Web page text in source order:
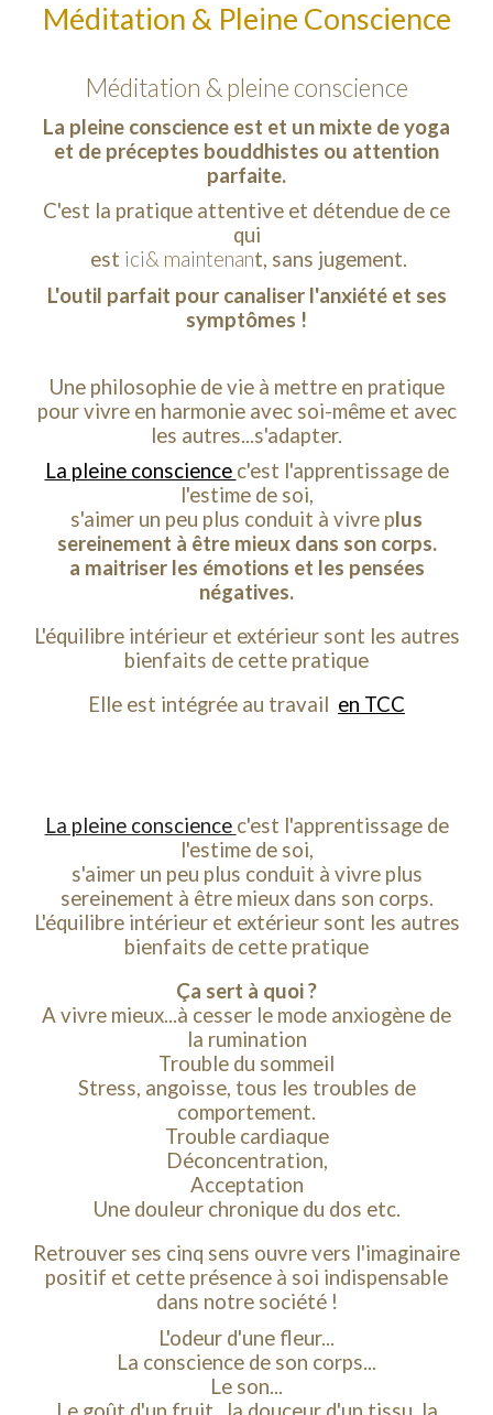
Méditation & Pleine Conscience
Méditation & pleine conscience
La pleine conscience est et un mixte de yoga
et de préceptes bouddhistes ou attention
parfaite.
C'est la pratique attentive et détendue de ce
qui
est ici& maintenant, sans jugement.
L'outil parfait pour canaliser l'anxiété et ses
symptômes !
Une philosophie de vie à mettre en pratique
pour vivre en harmonie avec soi-même et avec
les autres...s'adapter.
La pleine conscience c'est l'apprentissage de
l'estime de soi,
s'aimer un peu plus conduit à vivre plus
sereinement à être mieux dans son corps.
a maitriser les émotions et les pensées
négatives.
L'équilibre intérieur et extérieur sont les autres
bienfaits de cette pratique
Elle est intégrée au travail en TCC
La pleine conscience c'est l'apprentissage de
l'estime de soi,
s'aimer un peu plus conduit à vivre plus
sereinement à être mieux dans son corps.
L'équilibre intérieur et extérieur sont les autres
bienfaits de cette pratique
Ça sert à quoi ?
A vivre mieux...à cesser le mode anxiogène de
la rumination
Trouble du sommeil
Stress, angoisse, tous les troubles de
comportement.
Trouble cardiaque
Déconcentration,
Acceptation
Une douleur chronique du dos etc.
Retrouver ses cinq sens ouvre vers l'imaginaire
positif et cette présence à soi indispensable
dans notre société !
L'odeur d'une fleur...
La conscience de son corps...
Le son...